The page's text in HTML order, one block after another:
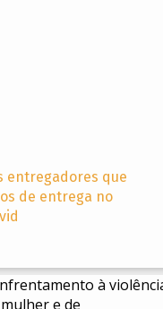
entregadores que
de entrega no